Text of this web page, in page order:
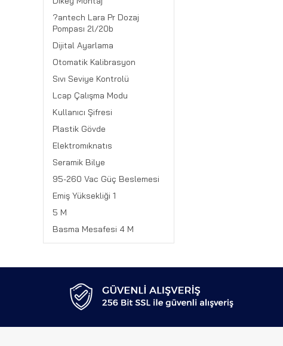
?antech Lara Pr Dozaj
Pompası 2l/20b
Dijital Ayarlama
Otomatik Kalibrasyon
Sıvı Seviye Kontrolü
Lcap Çalışma Modu
Kullanıcı Şifresi
Plastik Gövde
Elektromıknatıs
Seramik Bilye
95-260 Vac Güç Beslemesi
Emiş Yüksekliği 1
5 M
Basma Mesafesi 4 M